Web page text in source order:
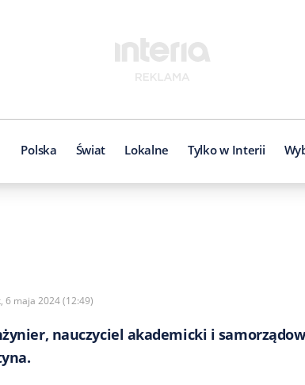
Polska Świat Lokalne Tylko w Interii
6 maja 2024 (12:49)
nauczyciel akademicki i